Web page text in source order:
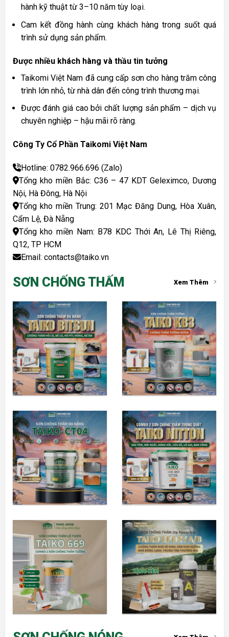
hành kỹ thuật từ 3–10 năm tùy loại.
Cam kết đồng hành cùng khách hàng trong suốt quá
trình sử dụng sản phẩm.
Được nhiều khách hàng và thầu tin tưởng
Taikomi Việt Nam đã cung cấp sơn cho hàng trăm công
trình lớn nhỏ, từ nhà dân đến công trình thương mại.
Được đánh giá cao bởi chất lượng sản phẩm – dịch vụ
chuyên nghiệp – hậu mãi rõ ràng.
Công Ty Cổ Phần Taikomi Việt Nam
Hotline: 0782.966.696 (Zalo)
Tổng kho miền Bắc: C36 – 47 KDT Geleximco, Dương
Nội, Hà Đông, Hà Nội
Tổng kho miền Trung: 201 Mạc Đăng Dung, Hòa Xuân,
Cẩm Lệ, Đà Nẵng
Tổng kho miền Nam: B78 KDC Thới An, Lê Thị Riêng,
Q12, TP HCM
Email: contacts@taiko.vn
SƠN CHỐNG THẤM Xem Thêm